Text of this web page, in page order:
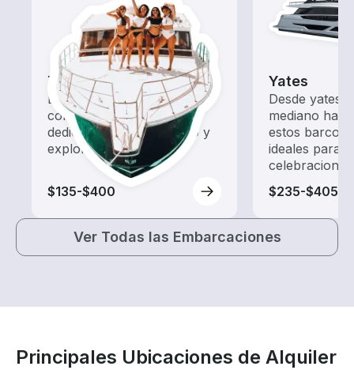
Tours
Explora las aguas locales
con un alquiler de barco
dedicado a hacer turismo y
exploración.
$135-$400
Yates
Desde yates
mediano
estos barcos
ideales para
$235-$405
Ver Todas las Embarcaciones
Principales Ubicaciones de Alquiler